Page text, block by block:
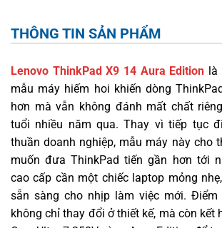
THÔNG TIN SẢN PHẨM
Lenovo ThinkPad X9 14 Aura Edition
mẫu máy hiếm hoi khiến dòng
hơn mà vẫn không đánh mất chất
tuổi nhiều năm qua. Thay vì tiếp tục
thuần doanh nghiệp, mẫu máy này cho
muốn đưa ThinkPad tiến gần hơn tới
cao cấp cần một chiếc laptop mỏng
sẵn sàng cho nhịp làm việc mới.
không chỉ thay đổi ở thiết kế, mà còn kết